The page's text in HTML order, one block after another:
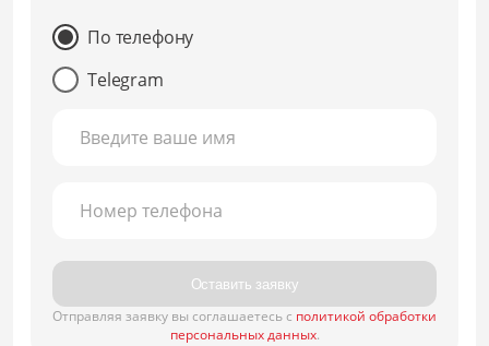
По телефону
Telegram
Введите ваше имя
Номер телефона
Оставить заявку
Отправляя заявку вы соглашаетесь с политикой обработки
персональных данных.